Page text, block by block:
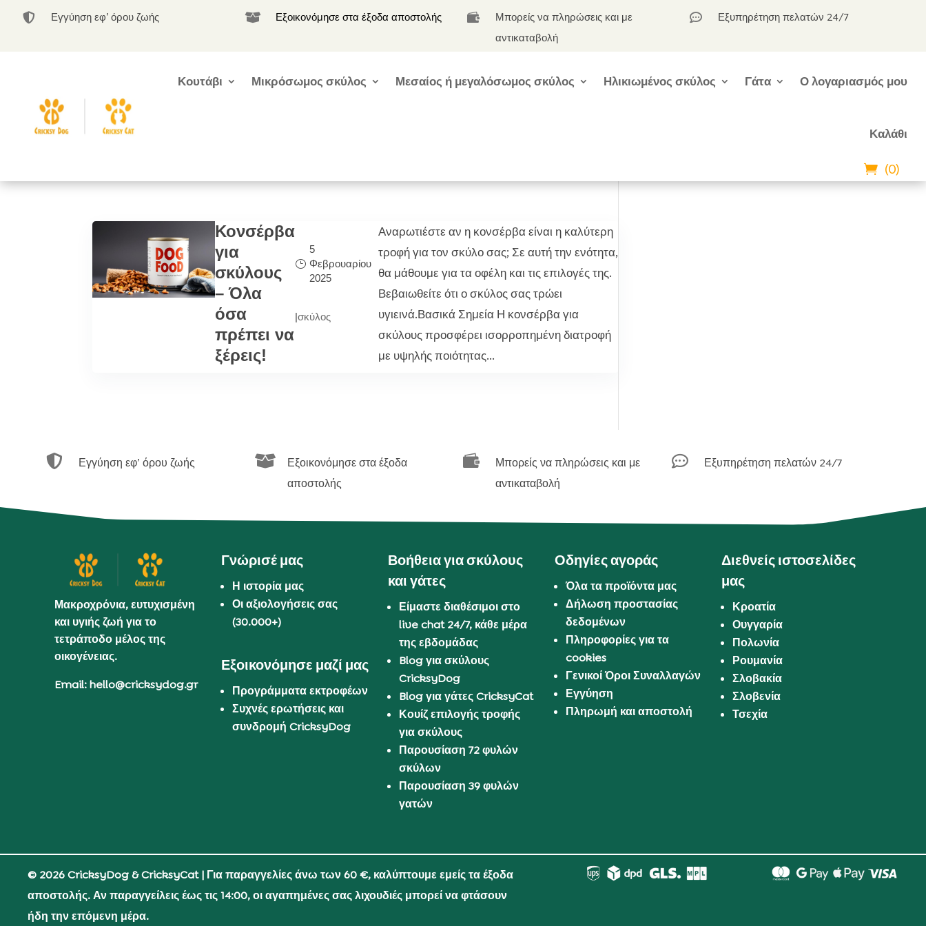
 Εγγύηση εφ’ όρου ζωής  Εξοικονόμησε στα έξοδα αποστολής 
Μπορείς να πληρώσεις και με
αντικαταβολή
 Εξυπηρέτηση πελατών 24/7
Κουτάβι Μικρόσωμος σκύλος Μεσαίος ή μεγαλόσωμος σκύλος Ηλικιωμένος σκύλος Γάτα Ο λογαριασμός μου
Καλάθι
(0)
Κονσέρβα
για
σκύλους
– Όλα
όσα
πρέπει να
ξέρεις!
5
Φεβρουαρίου
2025
|σκύλος
Αναρωτιέστε αν η κονσέρβα είναι η καλύτερη
τροφή για τον σκύλο σας; Σε αυτή την ενότητα,
θα μάθουμε για τα οφέλη και τις επιλογές της.
Βεβαιωθείτε ότι ο σκύλος σας τρώει
υγιεινά.Βασικά Σημεία Η κονσέρβα για
σκύλους προσφέρει ισορροπημένη διατροφή
με υψηλής ποιότητας...
 Εγγύηση εφ’ όρου ζωής 
Εξοικονόμησε στα έξοδα
αποστολής

Μπορείς να πληρώσεις και με
αντικαταβολή
 Εξυπηρέτηση πελατών 24/7
Μακροχρόνια, ευτυχισμένη
και υγιής ζωή για το
τετράποδο μέλος της
οικογένειας.
Email: hello@cricksydog.gr
Γνώρισέ μας
Η ιστορία μας
Οι αξιολογήσεις σας
(30.000+)
Εξοικονόμησε μαζί μας
Προγράμματα εκτροφέων
Συχνές ερωτήσεις και
συνδρομή CricksyDog
Βοήθεια για σκύλους
και γάτες
Είμαστε διαθέσιμοι στο
live chat 24/7, κάθε μέρα
της εβδομάδας
Blog για σκύλους
CricksyDog
Blog για γάτες CricksyCat
Κουίζ επιλογής τροφής
για σκύλους
Παρουσίαση 72 φυλών
σκύλων
Παρουσίαση 39 φυλών
γατών
Οδηγίες αγοράς
Όλα τα προϊόντα μας
Δήλωση προστασίας
δεδομένων
Πληροφορίες για τα
cookies
Γενικοί Όροι Συναλλαγών
Εγγύηση
Πληρωμή και αποστολή
Διεθνείς ιστοσελίδες
μας
Κροατία
Ουγγαρία
Πολωνία
Ρουμανία
Σλοβακία
Σλοβενία
Τσεχία
© 2026 CricksyDog & CricksyCat| Για παραγγελίες άνω των 60 €, καλύπτουμε εμείς τα έξοδα
αποστολής. Αν παραγγείλεις έως τις 14:00, οι αγαπημένες σας λιχουδιές μπορεί να φτάσουν
ήδη την επόμενη μέρα.